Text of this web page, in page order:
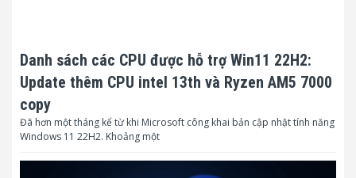
Danh sách các CPU được hỗ trợ Win11 22H2:
Update thêm CPU intel 13th và Ryzen AM5 7000
copy
Đã hơn một tháng kể từ khi Microsoft công khai bản cập nhật tính năng
Windows 11 22H2. Khoảng một